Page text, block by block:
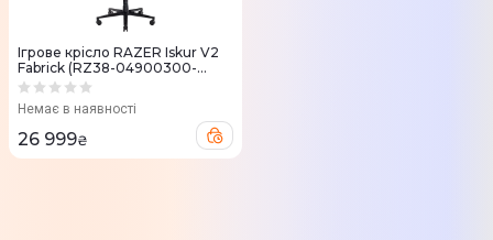
Ігрове крісло RAZER Iskur V2
Fabrick (RZ38-04900300-
R3G1)
Немає в наявності
26 999₴